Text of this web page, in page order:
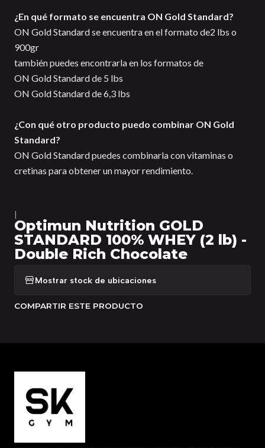
¿En qué formato se encuentra ON Gold Standard?
ON Gold Standard se encuentra en el formato de2 lbs o
900gr
también puedes encontrarla en los formatos de
ON Gold Standard de 5 lbs
ON Gold Standard de 6,3 lbs
¿Con qué otro producto puedo combinar ON Gold
Standard?
ON Gold Standard puedes combinarla con vitaminas o
cretinas para obtener un mayor rendimiento.
Optimun Nutrition GOLD
STANDARD 100% WHEY (2 lb) -
Double Rich Chocolate
Mostrar stock de ubicaciones
COMPARTIR ESTE PRODUCTO